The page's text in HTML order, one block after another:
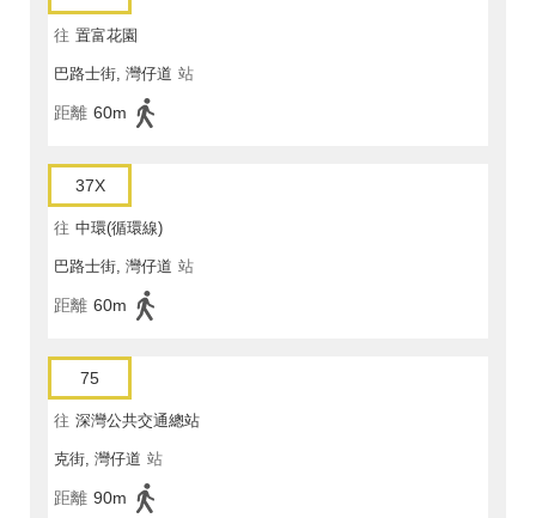
往 置富花園
巴路士街, 灣仔道 站
距離 60m
37X
往 中環(循環線)
巴路士街, 灣仔道 站
距離 60m
75
往 深灣公共交通總站
克街, 灣仔道 站
距離 90m